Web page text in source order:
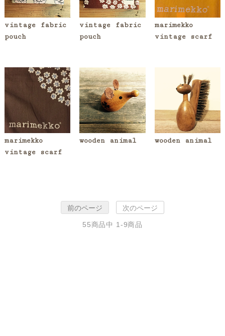
vintage fabric
pouch
vintage fabric
pouch
marimekko
vintage scarf
marimekko
vintage scarf
wooden animal wooden animal
前のページ 次のページ
55商品中 1-9商品